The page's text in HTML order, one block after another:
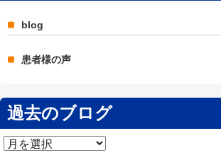
blog
患者様の声
過去のブログ
過